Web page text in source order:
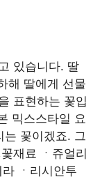
있습니다. 딸
해 딸에게 선물
표현하는 꽃입
믹스스타일 요
는 꽃이겠죠. 그
재료 ㆍ쥬얼리
ㆍ리시안투